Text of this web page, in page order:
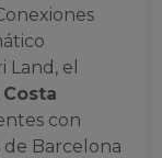
Land, el
con
Barcelona